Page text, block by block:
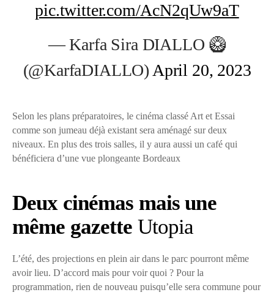
pic.twitter.com/AcN2qUw9aT
— Karfa Sira DIALLO 🥝
(@KarfaDIALLO) April 20, 2023
Selon les plans préparatoires, le cinéma classé Art et Essai
comme son jumeau déjà existant sera aménagé sur deux
niveaux. En plus des trois salles, il y aura aussi un café qui
bénéficiera d’une vue plongeante Bordeaux
Deux cinémas mais une
même gazette Utopia
L’été, des projections en plein air dans le parc pourront même
avoir lieu. D’accord mais pour voir quoi ? Pour la
programmation, rien de nouveau puisqu’elle sera commune pour